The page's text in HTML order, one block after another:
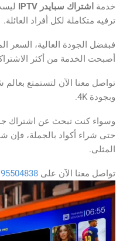
خدمة اشتراك سبايدر IPTV
ترفيه متكاملة لكل أفراد العائلة.
فبفضل الجودة العالية، السعر
أصبحت الخدمة من أكثر
تواصل معنا الآن لتستمتع
وبجودة 4K.
وسواء كنت تبحث عن اشتراك
حتى شراء أكواد بالجملة، فإن
المثلى.
تواصل معنا الآن على 95504838